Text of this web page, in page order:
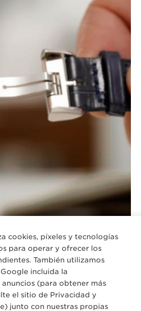
QC21C072
cookies, píxeles y tecnologías
para operar y ofrecer los
También utilizamos
incluida la
(para obtener más
el sitio de Privacidad y
) junto con nuestras propias